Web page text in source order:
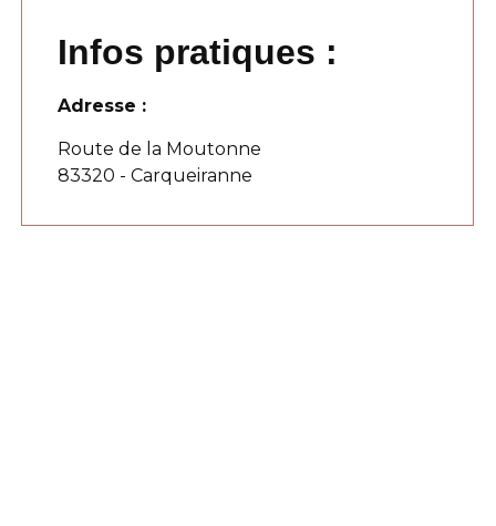
Infos pratiques :
Adresse :
Route de la Moutonne
83320 - Carqueiranne